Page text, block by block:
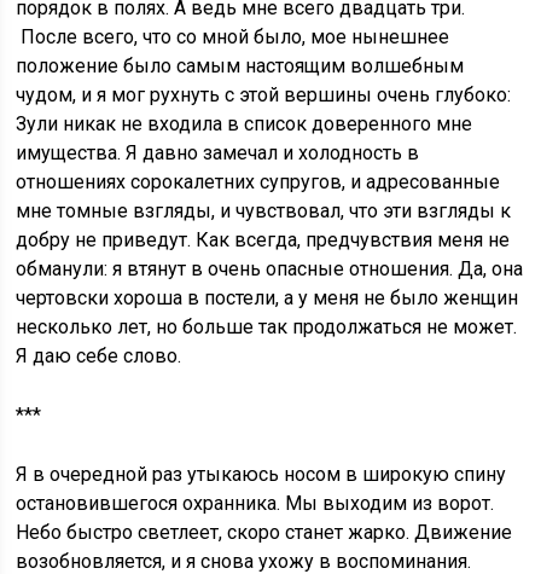
порядок в полях. А ведь мне всего двадцать три.
После всего, что со мной было, мое нынешнее
положение было самым настоящим волшебным
чудом, и я мог рухнуть с этой вершины очень глубоко:
Зули никак не входила в список доверенного мне
имущества. Я давно замечал и холодность в
отношениях сорокалетних супругов, и адресованные
мне томные взгляды, и чувствовал, что эти взгляды к
добру не приведут. Как всегда, предчувствия меня не
обманули: я втянут в очень опасные отношения. Да, она
чертовски хороша в постели, а у меня не было женщин
несколько лет, но больше так продолжаться не может.
Я даю себе слово.
***
Я в очередной раз утыкаюсь носом в широкую спину
остановившегося охранника. Мы выходим из ворот.
Небо быстро светлеет, скоро станет жарко. Движение
возобновляется, и я снова ухожу в воспоминания.